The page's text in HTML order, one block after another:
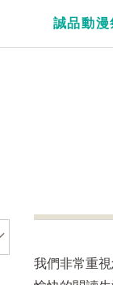
誠品動漫
我們非常重